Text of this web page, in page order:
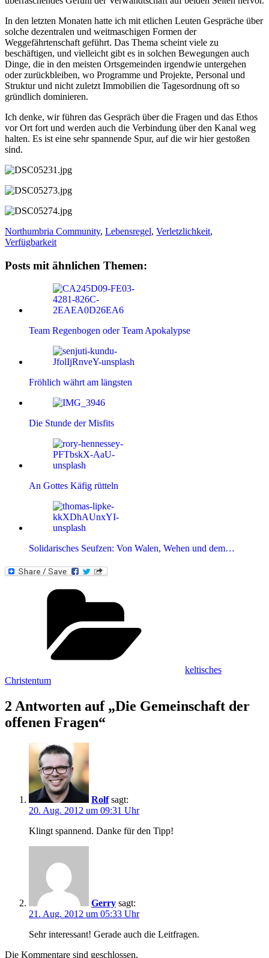
In den letzten Monaten hatte ich mit etlichen Leuten Gespräche über
solche dezentralen und weitmaschigen Formen der
Weggefährtenschaft geführt. Das Thema scheint viele zu
beschäftigen, und vielleicht gibt es in solchen Bewegungen auch
Dinge, die in den meisten Ortsgemeinden irgendwie untergehen
oder zurückbleiben, wo Programme und Projekte, Personal und
Struktur und nicht zuletzt Immobilien die Tagesordnung oft so
gründlich dominieren.
Ich denke, wir führen das Gespräch über die Fragen und das Ethos
vor Ort fort und werden auch die Verbindung über den Kanal weg
halten. Es ist eine sehr spannende Spur, auf die wir hier gestoßen
sind.
Northumbria Community, Lebensregel, Verletzlichkeit,
Verfügbarkeit
Posts mit ähnlichen Themen:
Team Regenbogen oder Team Apokalypse
Fröhlich währt am längsten
Die Stunde der Misfits
An Gottes Käfig rütteln
Solidarisches Seufzen: Von Walen, Wehen und dem…
keltisches
Christentum
2 Antworten auf „Die Gemeinschaft der
offenen Fragen“
Rolf sagt:
20. Aug. 2012 um 09:31 Uhr
Klingt spannend. Danke für den Tipp!
Gerry sagt:
21. Aug. 2012 um 05:33 Uhr
Sehr interessant! Gerade auch die Leitfragen.
Die Kommentare sind geschlossen.